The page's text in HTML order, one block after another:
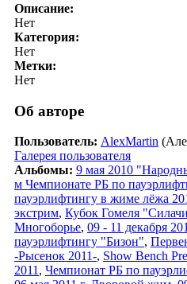
Описание:
Нет
Категория:
Нет
Метки:
Нет
Об авторе
Пользователь: AlexMartin
Галерея пользователя
Альбомы: 9 мая 2010
м Чемпионате РБ по
пауэрлифтингу в жиме лёжа
экстрим, Кубок Гомеля
Многоборье, 09 - 11 декабря
пауэрлифтингу "Бизон",
-Рысенок 2011-, Show Bench
2011 , Чемпионат РБ по